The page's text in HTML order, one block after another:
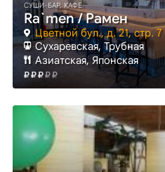
СУШИ-БАР, КАФЕ
Ra`men / Рамен
Цветной бул., д. 21, стр. 7
Сухаревская, Трубная
Азиатская, Японская